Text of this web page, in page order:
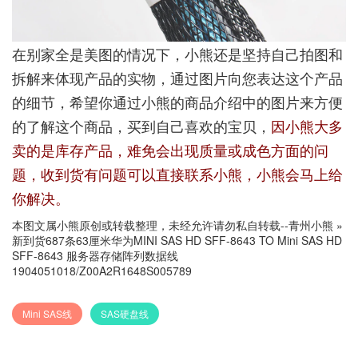
在别家全是美图的情况下，小熊还是坚持自己拍图和
拆解来体现产品的实物，通过图片向您表达这个产品
的细节，希望你通过小熊的商品介绍中的图片来方便
的了解这个商品，买到自己喜欢的宝贝， 因小熊大多
卖的是库存产品，难免会出现质量或成色方面的问
题，收到货有问题可以直接联系小熊，小熊会马上给
你解决。
本图文属小熊原创或转载整理，未经允许请勿私自转载--青州小熊 »
新到货687条63厘米华为MINI SAS HD SFF-8643 TO Mini SAS HD
SFF-8643 服务器存储阵列数据线
1904051018/Z00A2R1648S005789
Mini SAS线 SAS硬盘线